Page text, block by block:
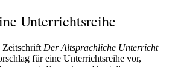
Unterrichtsreihe
Zeitschrift Der Altsprachliche Unterricht
für eine Unterrichtsreihe vor,